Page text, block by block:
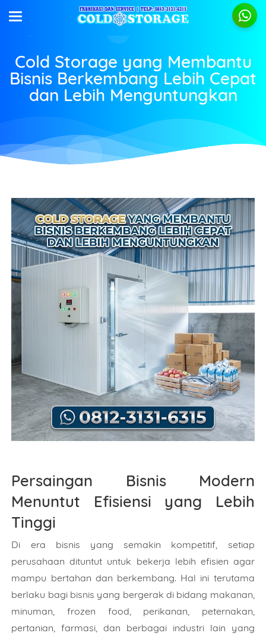
Cold Storage yang Membantu
Bisnis Berkembang Lebih Cepat
dan Lebih Menguntungkan
Persaingan Bisnis Modern
Menuntut Efisiensi yang Lebih
Tinggi
Di era bisnis yang semakin kompetitif, setiap
perusahaan dituntut untuk bekerja lebih efisien agar
mampu bertahan dan berkembang. Hal ini terutama
berlaku bagi bisnis yang bergerak di bidang makanan,
minuman, frozen food, perikanan, peternakan,
pertanian, farmasi, dan berbagai industri lain yang